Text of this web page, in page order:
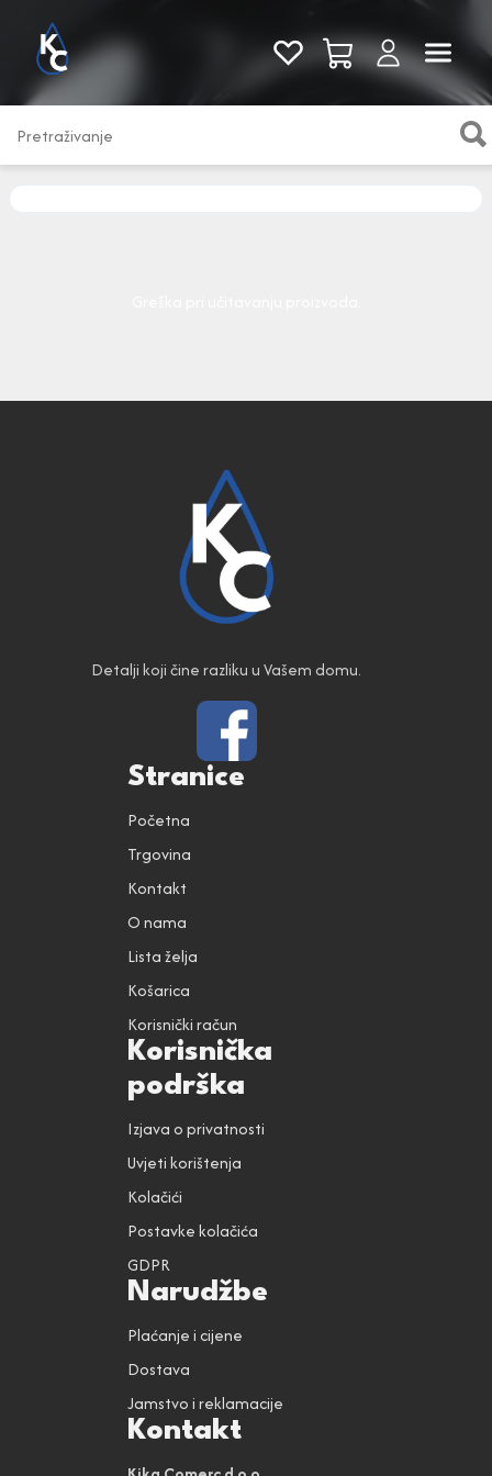
Pogledaj sve
Detalji koji čine razliku u Vašem domu.
Stranice
Početna
Trgovina
Kontakt
O nama
Lista želja
Košarica
Korisnički račun
Korisnička
podrška
Izjava o privatnosti
Uvjeti korištenja
Kolačići
Postavke kolačića
GDPR
Narudžbe
Plaćanje i cijene
Dostava
Jamstvo i reklamacije
Kontakt